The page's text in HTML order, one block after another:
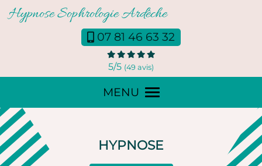
07 81 46 63 32
5/5 (49 avis)
MENU
HYPNOSE
Panneau de gestion des cookies